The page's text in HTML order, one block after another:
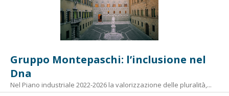
Gruppo Montepaschi: l’inclusione nel
Dna
Nel Piano industriale 2022-2026 la valorizzazione delle pluralità,...